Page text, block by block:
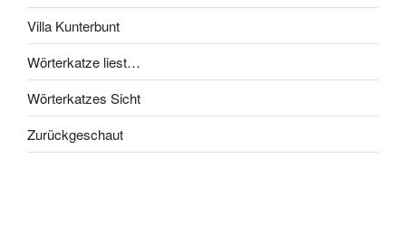
Villa Kunterbunt
Wörterkatze liest…
Wörterkatzes Sicht
Zurückgeschaut